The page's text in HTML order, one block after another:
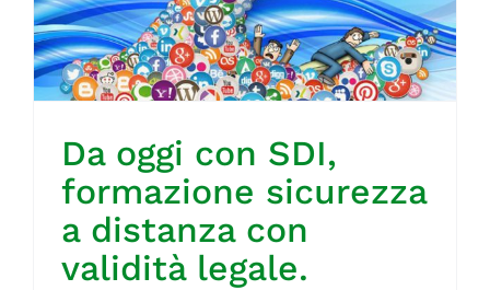
GOL
Contatti
Società Trasparente
Da oggi con SDI,
formazione sicurezza
a distanza con
validità legale.